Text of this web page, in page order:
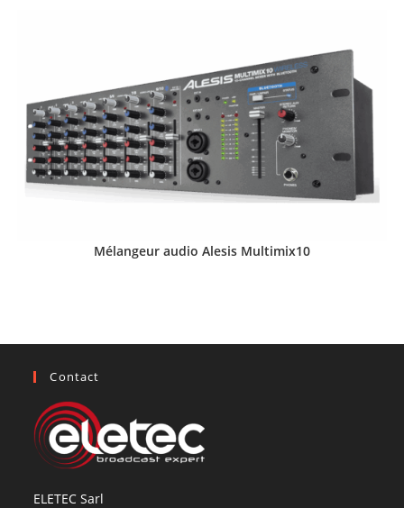
Mélangeur audio Alesis Multimix10
Contact
ELETEC Sarl